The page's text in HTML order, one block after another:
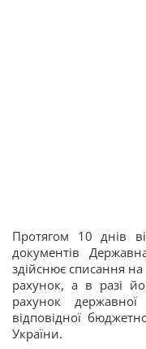
Протягом 10 днів
документів
здійснює списання
рахунок, а в разі
рахунок
відповідної
України.